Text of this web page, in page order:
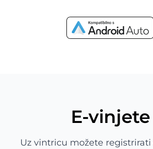
E-vinjete
Uz vintricu možete